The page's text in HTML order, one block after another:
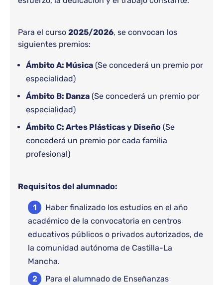
Para el curso 2025/2026, se convocan los
siguientes premios:
Ámbito A: Música (Se concederá un premio por
especialidad)
Ámbito B: Danza (Se concederá un premio por
especialidad)
Ámbito C: Artes Plásticas y Diseño (Se
concederá un premio por cada familia
profesional)
Requisitos del alumnado:
Haber finalizado los estudios en el año
académico de la convocatoria en centros
educativos públicos o privados autorizados, de
la comunidad autónoma de Castilla-La
Mancha.
Para el alumnado de Enseñanzas